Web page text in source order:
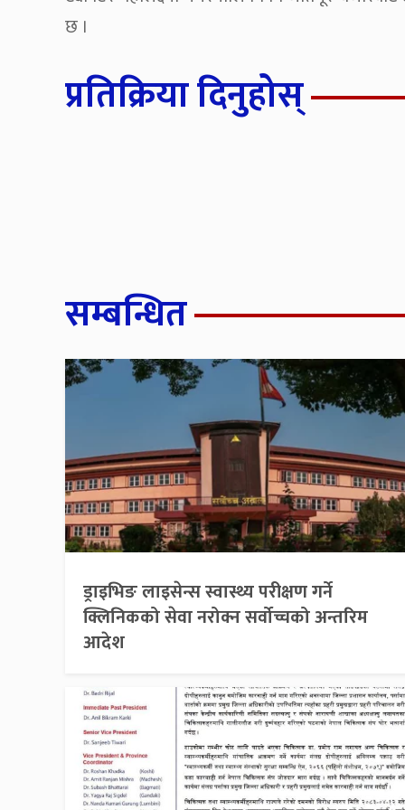
छ ।
प्रतिक्रिया दिनुहोस्
सम्बन्धित
ड्राइभिङ लाइसेन्स स्वास्थ्य परीक्षण गर्ने
क्लिनिकको सेवा नरोक्न सर्वोच्चको अन्तरिम
आदेश